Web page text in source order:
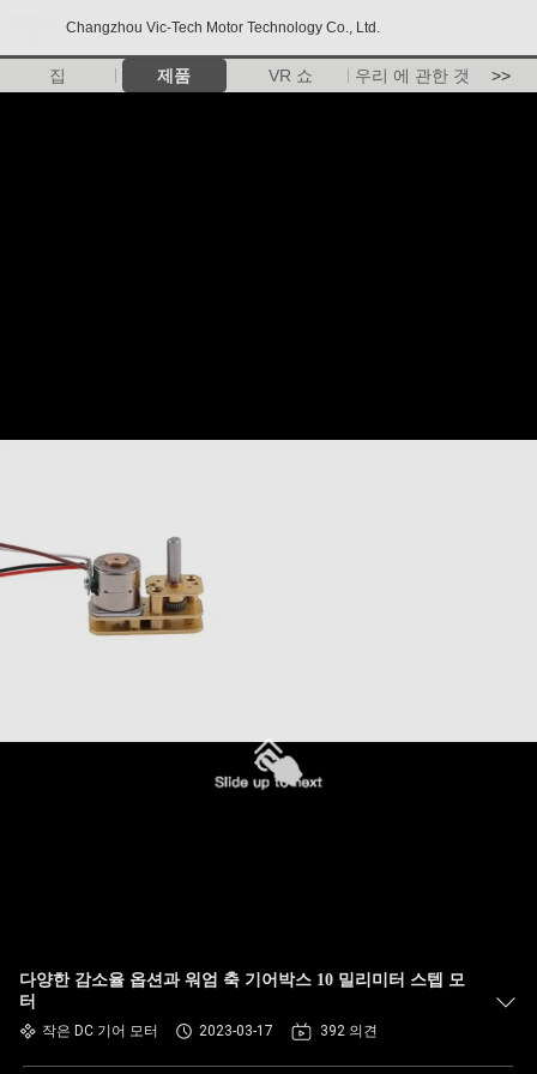
Changzhou Vic-Tech Motor Technology Co., Ltd.
집 제품 VR 쇼 우리 에 관한 것 >>
다양한 감소율 옵션과 워엄 축 기어박스 10 밀리미터 스텝 모
터
작은 DC 기어 모터 2023-03-17 392 의견